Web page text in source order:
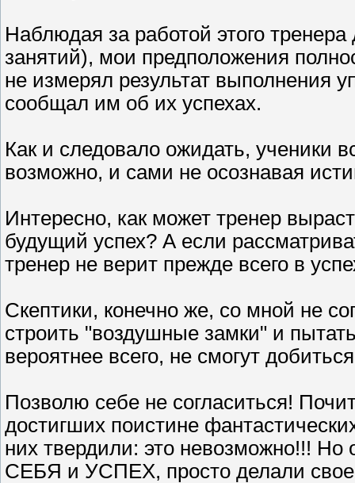
Наблюдая за работой этого
занятий), мои предположения
не измерял результат выполнения
сообщал им об их успехах.
Как и следовало ожидать, ученики
возможно, и сами не осознавая
Интересно, как может тренер
будущий успех? А если
тренер не верит прежде всего в
Скептики, конечно же, со мной не
строить "воздушные замки" и
вероятнее всего, не смогут
Позволю себе не согласиться!
достигших поистине
них твердили: это невозможно!!!
СЕБЯ и УСПЕХ, просто делали